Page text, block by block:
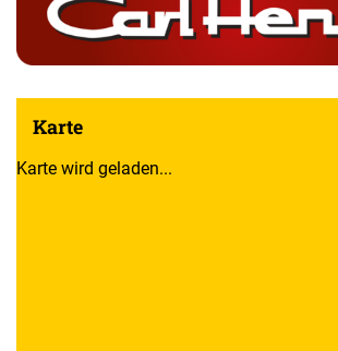
Karte
Karte wird geladen...